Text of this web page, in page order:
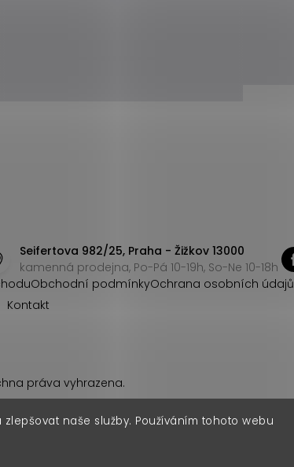
naše služby. Používáním tohoto webu
Seifertova 982/25, Praha - Žižkov 13000
kamenná prodejna, Po-Pá 10-19h, So-Ne 10-18h
Obchodní podmínkyOchrana osobních údajů
Kontakt
práva vyhrazena.